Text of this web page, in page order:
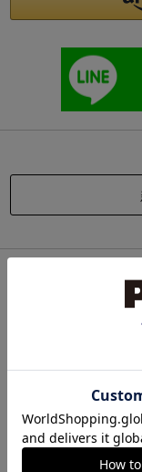
他のサイトIDで新規
ログインすることがで